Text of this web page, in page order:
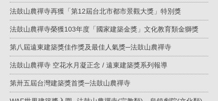
法鼓山農禪寺再獲「第12屆台北市都市景觀大獎」特別獎
法鼓山農禪寺榮獲103年度「國家建築金獎」文化教育類金獅獎
第八屆遠東建築獎佳作獎及最佳人氣獎─法鼓山農禪寺
法鼓山農禪寺 空花水月凝正念 / 遠東建築獎系列報導
第卅五屆台灣建築獎首獎─法鼓山農禪寺